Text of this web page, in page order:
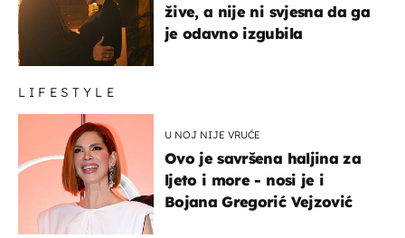
žive, a nije ni svjesna da ga
je odavno izgubila
LIFESTYLE
U NOJ NIJE VRUĆE
Ovo je savršena haljina za
ljeto i more - nosi je i
Bojana Gregorić Vejzović